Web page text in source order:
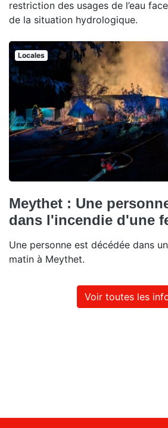
restriction des usages de l’eau
de la situation hydrologique.
Locales
Meythet : Une
dans l'incendie d'une
Une personne est décédée dans
matin à Meythet.
Voir toutes les